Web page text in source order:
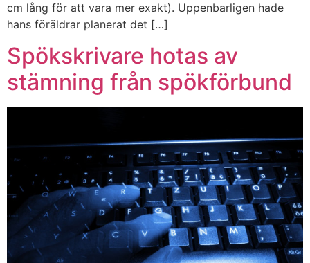
cm lång för att vara mer exakt). Uppenbarligen hade
hans föräldrar planerat det […]
Spökskrivare hotas av
stämning från spökförbund